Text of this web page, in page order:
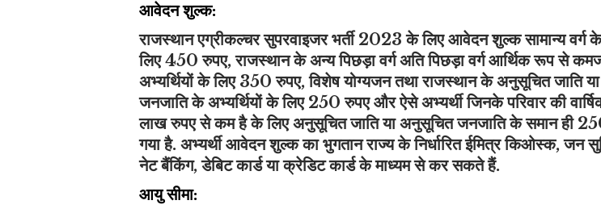
आवेदन शुल्क:
राजस्थान एग्रीकल्चर सुपरवाइजर भर्ती 2023 के लिए आवेदन शुल्क सामान्य वर्ग
लिए 450 रुपए, राजस्थान के अन्य पिछड़ा वर्ग अति पिछड़ा वर्ग आर्थिक रूप से
अभ्यर्थियों के लिए 350 रुपए, विशेष योग्यजन तथा राजस्थान के अनुसूचित जाति
जनजाति के अभ्यर्थियों के लिए 250 रुपए और ऐसे अभ्यर्थी जिनके परिवार की
लाख रुपए से कम है के लिए अनुसूचित जाति या अनुसूचित जनजाति के समान ही
गया है. अभ्यर्थी आवेदन शुल्क का भुगतान राज्य के निर्धारित ईमित्र किओस्क, जन
नेट बैंकिंग, डेबिट कार्ड या क्रेडिट कार्ड के माध्यम से कर सकते हैं.
आयु सीमा: